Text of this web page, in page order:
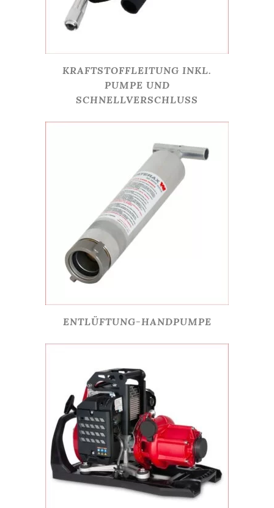
KRAFTSTOFFLEITUNG INKL.
PUMPE UND
SCHNELLVERSCHLUSS
ENTLÜFTUNG-HANDPUMPE